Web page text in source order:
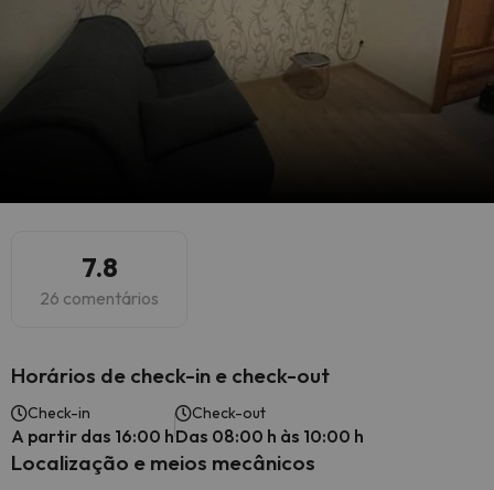
7.8
26 comentários
Horários de check-in e check-out
Check-in
A partir das 16:00 h
Check-out
Das 08:00 h às 10:00 h
Localização e meios mecânicos